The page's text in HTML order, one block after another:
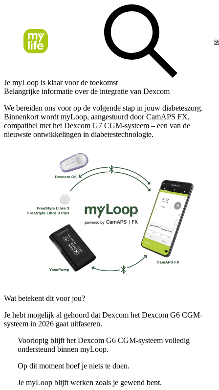
Je myLoop is klaar voor de toekomst
Belangrijke informatie over de integratie van Dexcom
We bereiden ons voor op de volgende stap in jouw diabeteszorg.
Binnenkort wordt myLoop, aangestuurd door CamAPS FX,
compatibel met het Dexcom G7 CGM-systeem – een van de
nieuwste ontwikkelingen in diabetestechnologie.
Wat betekent dit voor jou?
Je hebt mogelijk al gehoord dat Dexcom het Dexcom G6 CGM-
systeem in 2026 gaat uitfaseren.
Voorlopig blijft het Dexcom G6 CGM-systeem volledig
ondersteund binnen myLoop.
Op dit moment hoef je niets te doen.
Je myLoop blijft werken zoals je gewend bent.